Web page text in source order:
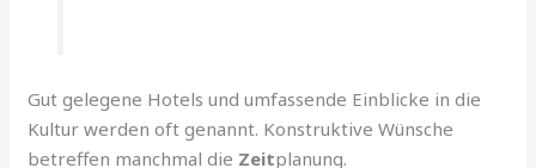
Gut gelegene Hotels und umfassende Einblicke in die
Kultur werden oft genannt. Konstruktive Wünsche
betreffen manchmal die Zeitplanung.